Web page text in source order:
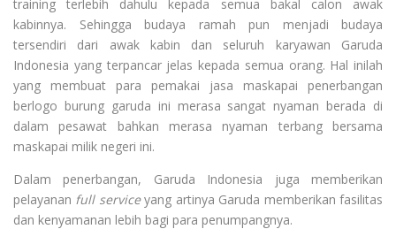
training terlebih dahulu kepada semua bakal calon awak
kabinnya. Sehingga budaya ramah pun menjadi budaya
tersendiri dari awak kabin dan seluruh karyawan Garuda
Indonesia yang terpancar jelas kepada semua orang. Hal inilah
yang membuat para pemakai jasa maskapai penerbangan
berlogo burung garuda ini merasa sangat nyaman berada di
dalam pesawat bahkan merasa nyaman terbang bersama
maskapai milik negeri ini.
Dalam penerbangan, Garuda Indonesia juga memberikan
pelayanan full serviceyang artinya Garuda memberikan fasilitas
dan kenyamanan lebih bagi para penumpangnya.